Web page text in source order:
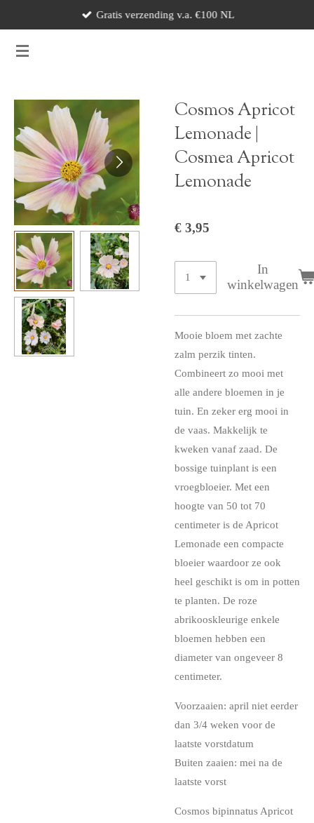
naar
Gratis verzending v.a. €100 NL
Cosmos Apricot
Lemonade |
Cosmea Apricot
Lemonade
€ 3,95
In
winkelwagen
Mooie bloem met zachte
zalm perzik tinten.
Combineert zo mooi met
alle andere bloemen in je
tuin. En zeker erg mooi in
de vaas. Makkelijk te
kweken vanaf zaad. De
bossige tuinplant is een
vroegbloeier. Met een
hoogte van 50 tot 70
centimeter is de Apricot
Lemonade een compacte
bloeier waardoor ze ook
heel geschikt is om in potten
te planten. De roze
abrikooskleurige enkele
bloemen hebben een
diameter van ongeveer 8
centimeter.
Voorzaaien: april niet eerder
dan 3/4 weken voor de
laatste vorstdatum
Buiten zaaien: mei na de
laatste vorst
Cosmos bipinnatus Apricot